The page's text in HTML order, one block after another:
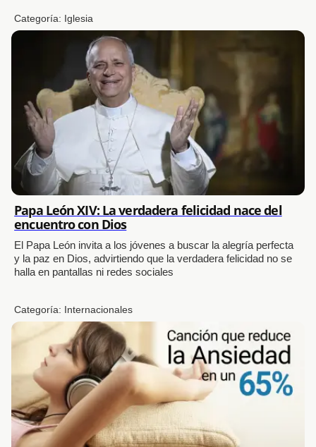
Categoría: Iglesia
Papa León XIV: La verdadera felicidad nace del
encuentro con Dios
El Papa León invita a los jóvenes a buscar la alegría perfecta
y la paz en Dios, advirtiendo que la verdadera felicidad no se
halla en pantallas ni redes sociales
Categoría: Internacionales